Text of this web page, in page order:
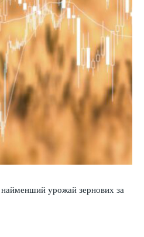
найменший урожай зернових за